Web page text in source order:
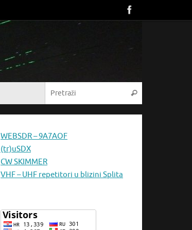
Pretraži
WEBSDR – 9A7AOF
(tr)uSDX
CW SKIMMER
VHF – UHF repetitori u blizini Splita